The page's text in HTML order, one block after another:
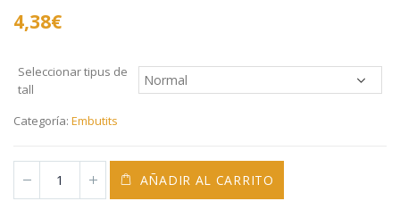
out
of
4,38€
Seleccionar tipus de
tall
Categoría: Embutits
AÑADIR AL CARRITO